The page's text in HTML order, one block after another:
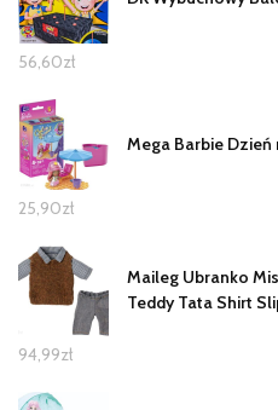
56,60zł
Mega Barbie Dzień
25,90zł
Maileg Ubranko
Teddy Tata Shirt
94,99zł